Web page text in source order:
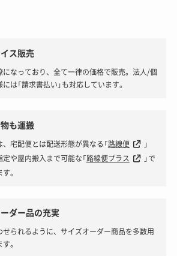
ス販売
になっており、全て一律の価格で販売。法人/個
は「請求書払い」も対応しています。
も運搬
宅配便とは配送形態が異なる「路線便
」
定や屋内搬入まで可能な「路線便プラス
」で
。
ダー品の充実
せられるように、サイズオーダー商品を多数用
。